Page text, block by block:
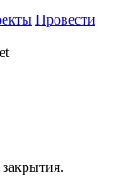
Провести